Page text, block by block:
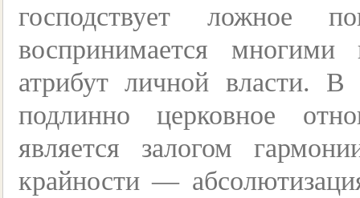
господствует ложное
воспринимается
атрибут личной власти.
подлинно церковное
является залогом
крайности —